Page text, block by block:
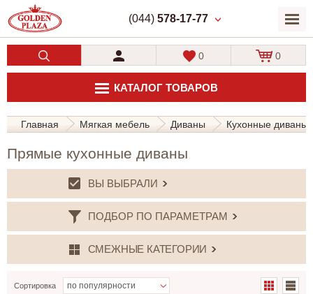
(044) 578-17-77
КАТАЛОГ ТОВАРОВ
0 0
Главная Мягкая мебель Диваны Кухонные диваны
Прямые кухонные диваны
ВЫ ВЫБРАЛИ
ПОДБОР ПО ПАРАМЕТРАМ
СМЕЖНЫЕ КАТЕГОРИИ
Сортировка